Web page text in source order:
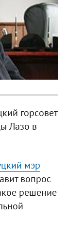
горсовет
Лазо в
мэр
вопрос
решение